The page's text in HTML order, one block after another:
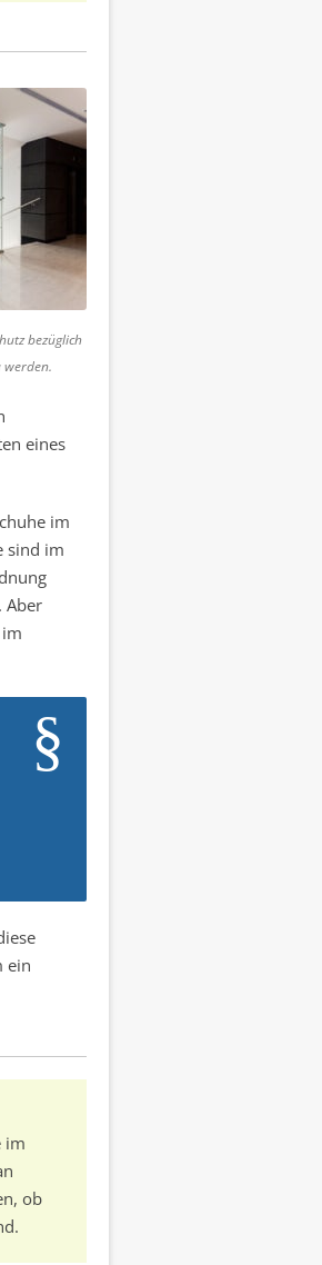
bezüglich
werden.
eines
im
sind im
Aber
ein
im
ob